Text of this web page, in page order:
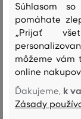
vrchný materiál
100 %
Súhlasom
pomáhate
„Prijať
môžeme vám
online
Ďakujeme, k
Zásady